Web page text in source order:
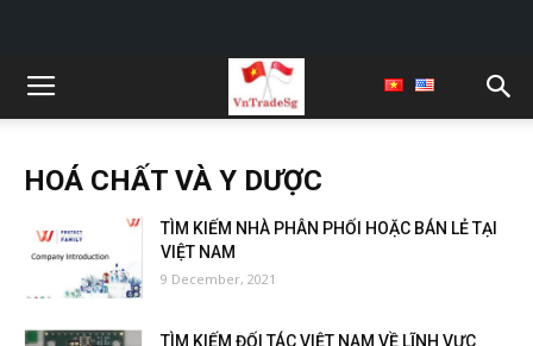
HOÁ CHẤT VÀ Y DƯỢC
TÌM KIẾM NHÀ PHÂN PHỐI HOẶC BÁN LẺ TẠI
VIỆT NAM
9 December, 2021
TÌM KIẾM ĐỐI TÁC VIỆT NAM VỀ LĨNH VỰC